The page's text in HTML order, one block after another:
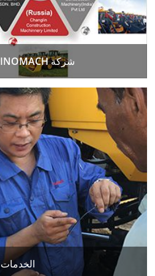
شركة SINOMACH العالمية
الخدمات